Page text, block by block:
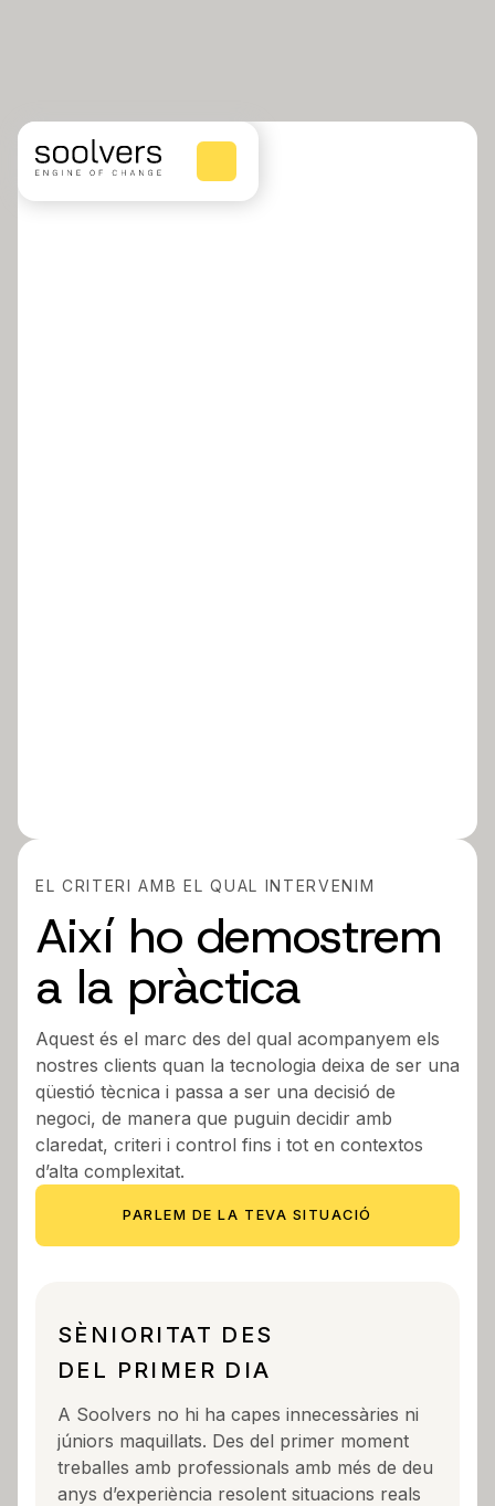
EL CRITERI AMB EL QUAL INTERVENIM
Així ho demostrem
a la pràctica
Aquest és el marc des del qual acompanyem els
nostres clients quan la tecnologia deixa de ser una
qüestió tècnica i passa a ser una decisió de
negoci, de manera que puguin decidir amb
claredat, criteri i control fins i tot en contextos
d’alta complexitat.
PARLEM DE LA TEVA SITUACIÓ
SÈNIORITAT DES
DEL PRIMER DIA
A Soolvers no hi ha capes innecessàries ni
júniors maquillats. Des del primer moment
treballes amb professionals amb més de deu
anys d’experiència resolent situacions reals